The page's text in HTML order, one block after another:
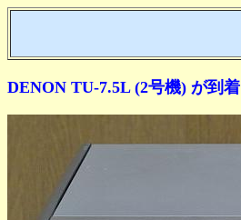
DENON TU-7.5L (2号機) が到着